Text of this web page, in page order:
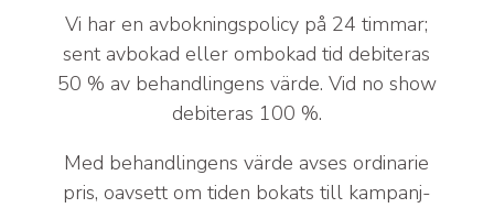
Vi har en avbokningspolicy på 24 timmar;
sent avbokad eller ombokad tid debiteras
50 % av behandlingens värde. Vid no show
debiteras 100 %.
Med behandlingens värde avses ordinarie
pris, oavsett om tiden bokats till kampanj-